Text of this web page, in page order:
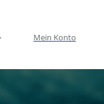
Mein Konto